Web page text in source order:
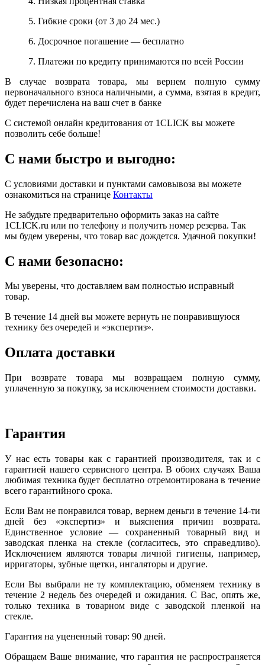
5. Гибкие сроки (от 3 до 24 мес.)
6. Досрочное погашение — бесплатно
7. Платежи по кредиту принимаются по всей России
В случае возврата товара, мы вернем полную сумму
первоначального взноса наличными, а сумма, взятая в кредит,
будет перечислена на ваш счет в банке
С системой онлайн кредитования от 1CLICK вы можете
позволить себе больше!
С нами быстро и выгодно:
С условиями доставки и пунктами самовывоза вы можете
ознакомиться на странице Контакты
Не забудьте предварительно оформить заказ на сайте
1CLICK.ru или по телефону и получить номер резерва. Так
мы будем уверены, что товар вас дождется. Удачной покупки!
С нами безопасно:
Мы уверены, что доставляем вам полностью исправный
товар.
В течение 14 дней вы можете вернуть не понравившуюся
технику без очередей и «экспертиз».
Оплата доставки
При возврате товара мы возвращаем полную сумму,
уплаченную за покупку, за исключением стоимости доставки.
Гарантия
У нас есть товары как с гарантией производителя, так и с
гарантией нашего сервисного центра. В обоих случаях Ваша
любимая техника будет бесплатно отремонтирована в течение
всего гарантийного срока.
Если Вам не понравился товар, вернем деньги в течение 14-ти
дней без «экспертиз» и выяснения причин возврата.
Единственное условие — сохраненный товарный вид и
заводская пленка на стекле (согласитесь, это справедливо).
Исключением являются товары личной гигиены, например,
ирригаторы, зубные щетки, ингаляторы и другие.
Если Вы выбрали не ту комплектацию, обменяем технику в
течение 2 недель без очередей и ожидания. С Вас, опять же,
только техника в товарном виде с заводской пленкой на
стекле.
Гарантия на уцененный товар: 90 дней.
Обращаем Ваше внимание, что гарантия не распространяется